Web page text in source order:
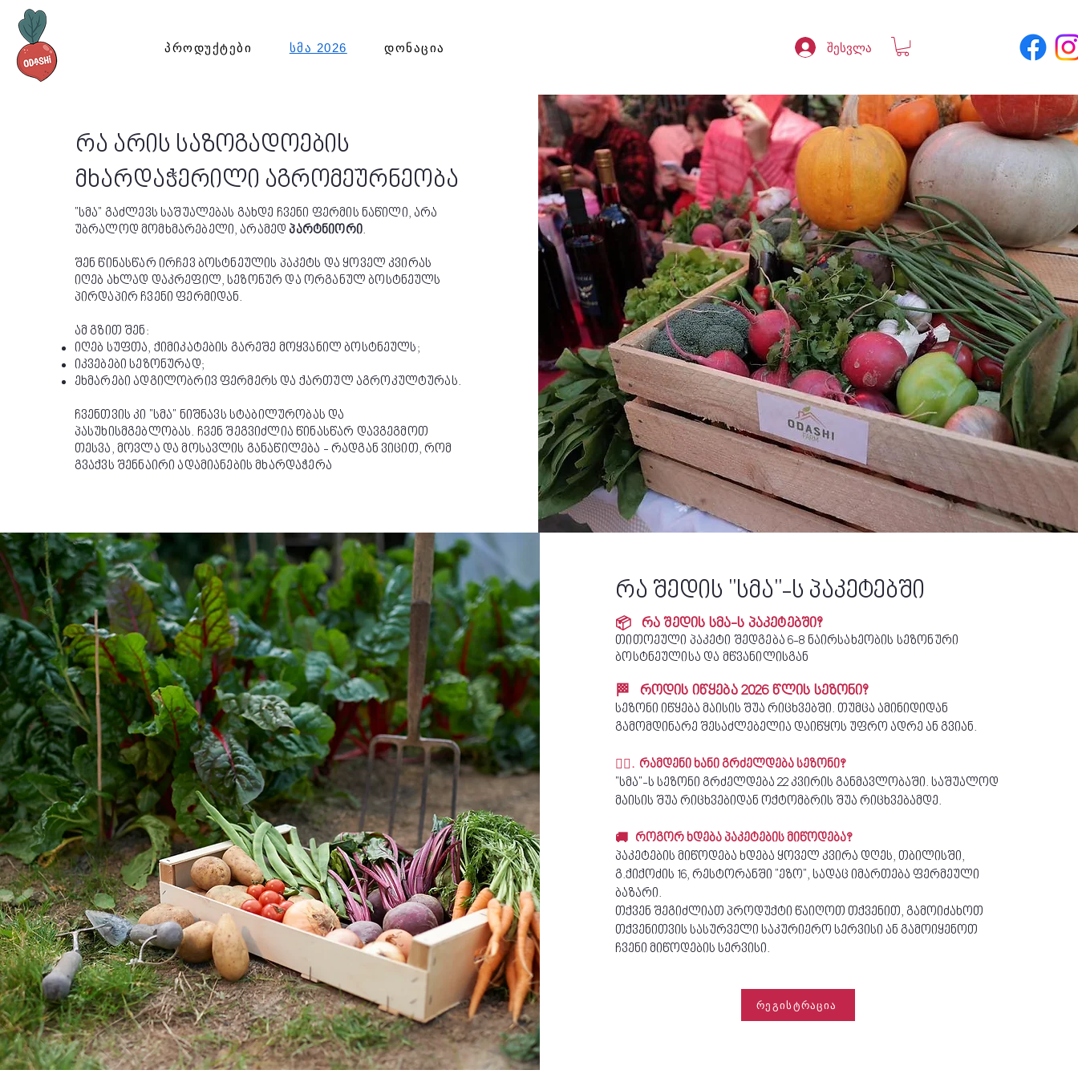
პროდუქტები სმა 2026 დონაცია შესვლა
რა არის საზოგადოების
მხარდაჭერილი აგრომეურნეობა
"სმა" გაძლევს საშუალებას გახდე ჩვენი ფერმის ნაწილი, არა
უბრალოდ მომხმარებელი, არამედ პარტნიორი.
შენ წინასწარ ირჩევ ბოსტნეულის პაკეტს და ყოველ კვირას
იღებ ახლად დაკრეფილ, სეზონურ და ორგანულ ბოსტნეულს
პირდაპირ ჩვენი ფერმიდან.
ამ გზით შენ:
იღებ სუფთა, ქიმიკატების გარეშე მოყვანილ ბოსტნეულს;
იკვებები სეზონურად;
ეხმარები ადგილობრივ ფერმერს და ქართულ აგროკულტურას.
ჩვენთვის კი "სმა" ნიშნავს სტაბილურობას და
პასუხისმგებლობას. ჩვენ შეგვიძლია წინასწარ დავგეგმოთ
თესვა, მოვლა და მოსავლის განაწილება - რადგან ვიცით, რომ
გვაქვს შენნაირი ადამიანების მხარდაჭერა
რა შედის "სმა"-ს პაკეტებში
📦 რა შედის სმა-ს პაკეტებში?
თითოეული პაკეტი შედგება 6-8 ნაირსახეობის სეზონური
ბოსტნეულისა და მწვანილისგან
🏁 როდის იწყება 2026 წლის სეზონი?
სეზონი იწყება მაისის შუა რიცხვებში. თუმცა ამინიდიდან
გამომდინარე შესაძლებელია დაიწყოს უფრო ადრე ან გვიან.
🏃‍♂️. რამდენი ხანი გრძელდება სეზონი?
"სმა"-ს სეზონი გრძელდება 22 კვირის განმავლობაში. საშუალოდ
მაისის შუა რიცხვებიდან ოქტომბრის შუა რიცხვებამდე.
🚚 როგორ ხდება პაკეტების მიწოდება?
პაკეტების მიწოდება ხდება ყოველ კვირა დღეს, თბილისში,
გ.ქიქოძის 16, რესტორანში "ეზო", სადაც იმართება ფერმეული
ბაზარი.
თქვენ შეგიძლიათ პროდუქტი წაიღოთ თქვენით, გამოიძახოთ
თქვენითვის სასურველი საკურიერო სერვისი ან გამოიყენოთ
ჩვენი მიწოდების სერვისი.
რეგისტრაცია